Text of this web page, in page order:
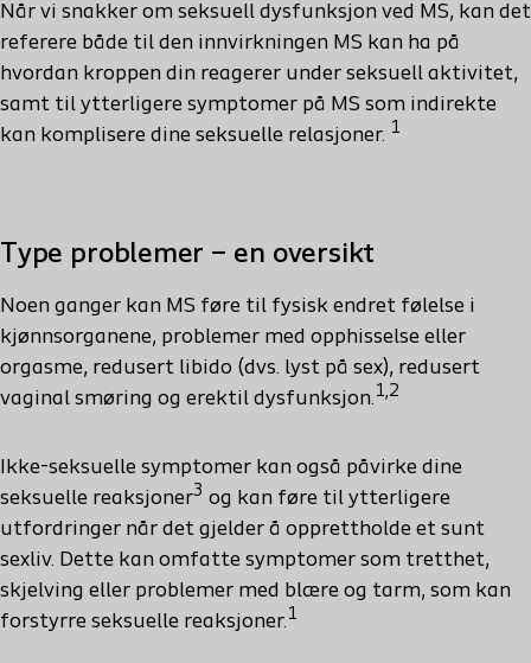
Når vi snakker om seksuell dysfunksjon ved MS, kan det
referere både til den innvirkningen MS kan ha på
hvordan kroppen din reagerer under seksuell aktivitet,
samt til ytterligere symptomer på MS som indirekte
kan komplisere dine seksuelle relasjoner. 1
Type problemer – en oversikt
Noen ganger kan MS føre til fysisk endret følelse i
kjønnsorganene, problemer med opphisselse eller
orgasme, redusert libido (dvs. lyst på sex), redusert
vaginal smøring og erektil dysfunksjon. 1,2
Ikke-seksuelle symptomer kan også påvirke dine
seksuelle reaksjoner3 og kan føre til ytterligere
utfordringer når det gjelder å opprettholde et sunt
sexliv. Dette kan omfatte symptomer som tretthet,
skjelving eller problemer med blære og tarm, som kan
forstyrre seksuelle reaksjoner. 1